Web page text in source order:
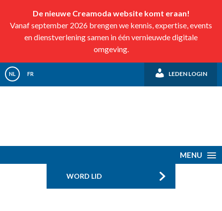
De nieuwe Creamoda website komt eraan!
Vanaf september 2026 brengen we kennis, expertise, events
en dienstverlening samen in één vernieuwde digitale
omgeving.
NL FR LEDEN LOGIN
MENU
WORD LID